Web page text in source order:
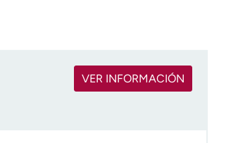
VER INFORMACIÓN